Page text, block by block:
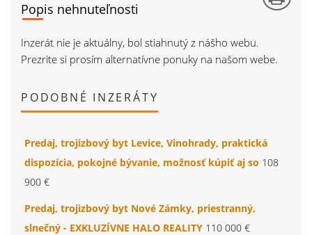
Popis nehnuteľnosti
Inzerát nie je aktuálny, bol stiahnutý z nášho webu.
Prezrite si prosím alternatívne ponuky na našom webe.
PODOBNÉ INZERÁTY
Predaj, trojizbový byt Levice, Vinohrady, praktická
dispozícia, pokojné bývanie, možnosť kúpiť aj so 108
900 €
Predaj, trojizbový byt Nové Zámky, priestranný,
slnečný - EXKLUZÍVNE HALO REALITY 110 000 €